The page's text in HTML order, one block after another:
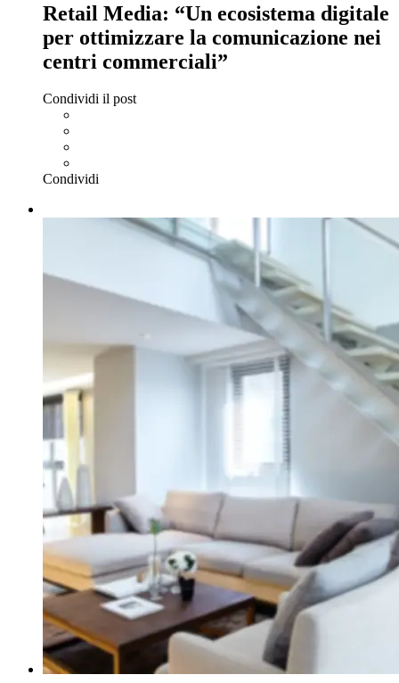
Retail Media: “Un ecosistema digitale
per ottimizzare la comunicazione nei
centri commerciali”
Condividi il post
Condividi